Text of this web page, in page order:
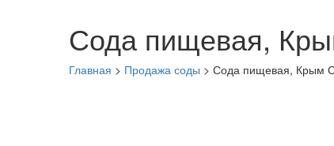
Сода пищевая,
Главная > Продажа соды > Сода пищевая, Крым